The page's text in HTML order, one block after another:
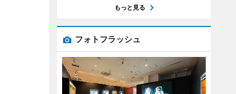
もっと見る
フォトフラッシュ